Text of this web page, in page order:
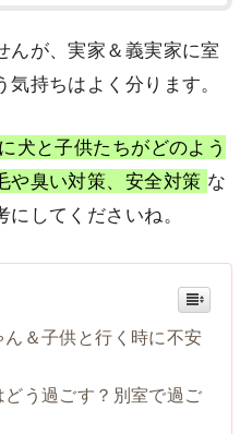
んが、実家＆義実家に室
持ちはよく分ります。
犬と子供たちがどのよう
や臭い対策、安全対策 な
してくださいね。
＆子供と行く時に不安
う過ごす？別室で過ご